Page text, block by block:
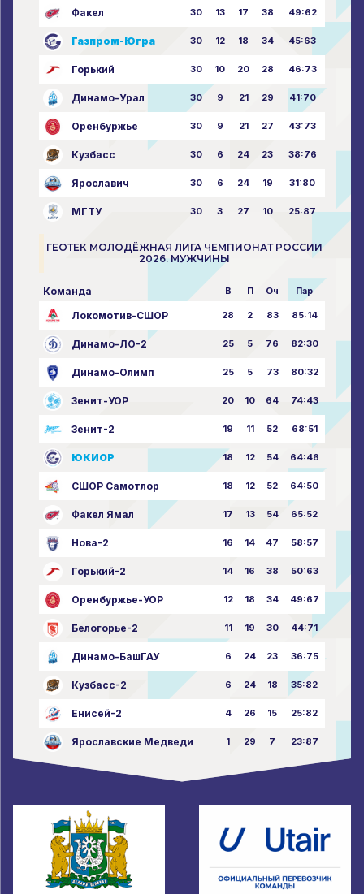
Факел 30 13 17 38 49:62
Газпром-Югра 30 12 18 34 45:63
Горький 30 10 20 28 46:73
Динамо-Урал 30 9 21 29 41:70
Оренбуржье 30 9 21 27 43:73
Кузбасс 30 6 24 23 38:76
Ярославич 30 6 24 19 31:80
МГТУ 30 3 27 10 25:87
ГЕОТЕК МОЛОДЁЖНАЯ ЛИГА ЧЕМПИОНАТ РОССИИ
2026. МУЖЧИНЫ
Команда В П Оч Пар
Локомотив-СШОР 28 2 83 85:14
Динамо-ЛО-2 25 5 76 82:30
Динамо-Олимп 25 5 73 80:32
Зенит-УОР 20 10 64 74:43
Зенит-2 19 11 52 68:51
ЮКИОР 18 12 54 64:46
СШОР Самотлор 18 12 52 64:50
Факел Ямал 17 13 54 65:52
Нова-2 16 14 47 58:57
Горький-2 14 16 38 50:63
Оренбуржье-УОР 12 18 34 49:67
Белогорье-2 11 19 30 44:71
Динамо-БашГАУ 6 24 23 36:75
Кузбасс-2 6 24 18 35:82
Енисей-2 4 26 15 25:82
Ярославские Медведи 1 29 7 23:87